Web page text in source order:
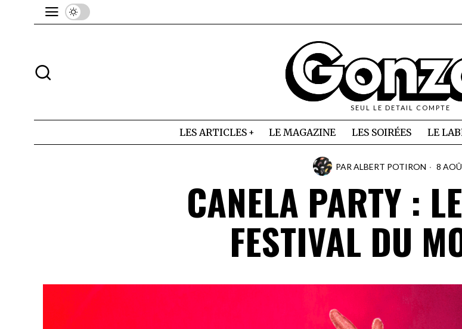
SEUL LE DETAIL COMPTE
LES ARTICLES LE MAGAZINE LES SOIRÉES LE
PAR ALBERT POTIRON 8
CANELA PARTY :
FESTIVAL DU